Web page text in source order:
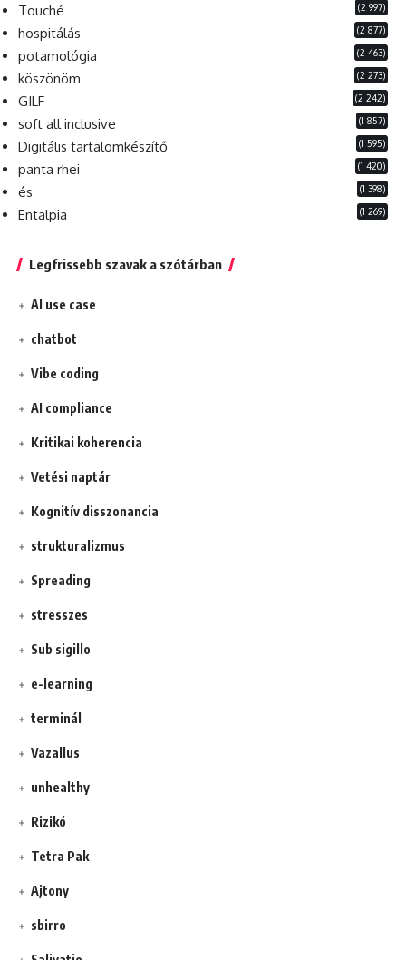
Touché (2 997)
hospitálás (2 877)
potamológia (2 463)
köszönöm (2 273)
GILF (2 242)
soft all inclusive (1 857)
Digitális tartalomkészítő (1 595)
panta rhei (1 420)
és (1 398)
Entalpia (1 269)
Legfrissebb szavak a szótárban
AI use case
chatbot
Vibe coding
AI compliance
Kritikai koherencia
Vetési naptár
Kognitív disszonancia
strukturalizmus
Spreading
stresszes
Sub sigillo
e-learning
terminál
Vazallus
unhealthy
Rizikó
Tetra Pak
Ajtony
sbirro